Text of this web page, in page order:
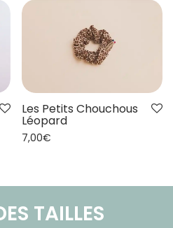
Les Petits Chouchous
Léopard
7,00€
TAILLES